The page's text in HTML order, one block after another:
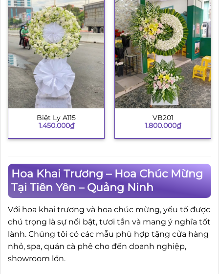
Biệt Ly A115
1.450.000₫
VB201
1.800.000₫
Hoa Khai Trương – Hoa Chúc Mừng
Tại Tiên Yên – Quảng Ninh
Với hoa khai trương và hoa chúc mừng, yếu tố được
chú trọng là sự nổi bật, tươi tắn và mang ý nghĩa tốt
lành. Chúng tôi có các mẫu phù hợp tặng cửa hàng
nhỏ, spa, quán cà phê cho đến doanh nghiệp,
showroom lớn.